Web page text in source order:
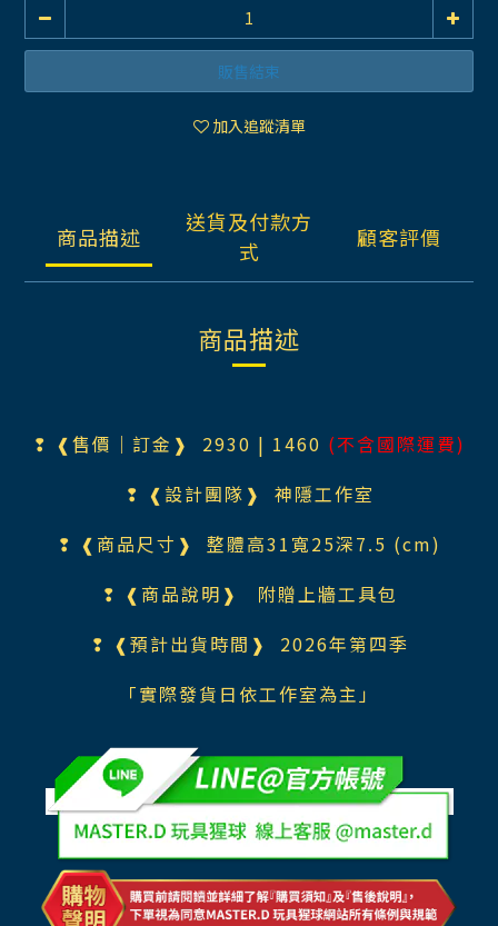
販售結束
加入追蹤清單
商品描述
送貨及付款方
式
顧客評價
商品描述
❢ ❰售價｜訂金❱ 2930 | 1460 (不含國際運費)
❢ ❰設計團隊❱ 神隱工作室
❢ ❰商品尺寸❱ 整體高31寬25深7.5 (cm)
❢ ❰商品說明❱ 附贈上牆工具包
❢ ❰預計出貨時間❱ 2026年第四季
「實際發貨日依工作室為主」